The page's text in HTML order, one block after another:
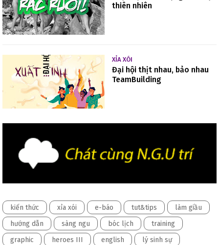
thiên nhiên
XỈA XÓI
Đại hội thịt nhau, bảo nhau
TeamBuilding
kiến thức xỉa xói e-báo tut&tips
làm giầu
hướng dẫn
sàng ngu bóc lịch
training
graphic
heroes III english lý sinh sự